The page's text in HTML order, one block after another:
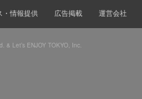
・情報提供 広告掲載 運営会社
& Let’s ENJOY TOKYO, Inc.